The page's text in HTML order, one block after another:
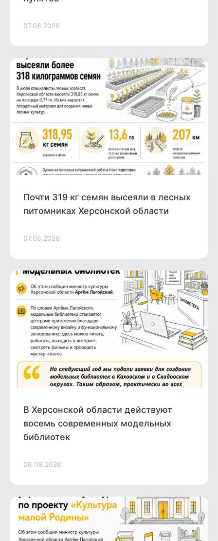
07.08.2026
Почти 319 кг семян высеяли в лесных
питомниках Херсонской области
07.08.2026
В Херсонской области действуют
восемь современных модельных
библиотек
06.08.2026